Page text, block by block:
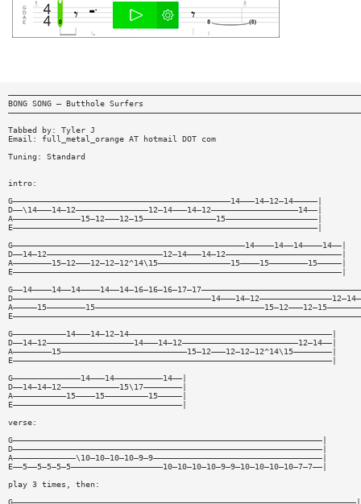
BONG SONG — Butthole Surfers
Tabbed by: Tyler J
Email: full_metal_orange AT hotmail DOT com
Tuning: Standard
intro:
G—————————————————————————————————————————————14———14—12—14—————|
D——\14———14—12———————————————12—14———14—12——————————————————14——|
A——————————————15—12———12—15———————————————15———————————————————|
E———————————————————————————————————————————————————————————————|
G————————————————————————————————————————————————14————14——14————14——|
D——14—12————————————————————————12—14———14—12————————————————————————|
A————————15—12———12—12—12^14\15———————————————15————15————————15—————|
E————————————————————————————————————————————————————————————————————|
G———————————14———14—12—14——————————————————————————————————————————|
D——14—12——————————————————14———14—12————————————————————————12—14——|
A————————15——————————————————————————15—12———12—12—12^14\15————————|
E——————————————————————————————————————————————————————————————————|
G——————————————14———14——————————14——|
D——14—14—12————————————15\17————————|
A———————————15————15—————————15—————|
E———————————————————————————————————|
verse:
G————————————————————————————————————————————————————————————————|
D————————————————————————————————————————————————————————————————|
A—————————————\10—10—10—10—9—9———————————————————————————————————|
E——5——5—5—5—5———————————————————10—10—10—10—9—9—10—10—10—10—7—7——|
play 3 times, then:
G———————————————————————————————————————————————————————————————————————|